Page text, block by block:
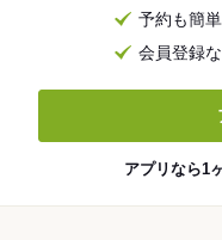
予約も簡
会員登録
アプリなら1